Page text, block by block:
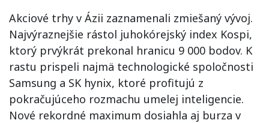
Akciové trhy v Ázii zaznamenali zmiešaný vývoj.
Najvýraznejšie rástol juhokórejský index Kospi,
ktorý prvýkrát prekonal hranicu 9 000 bodov. K
rastu prispeli najmä technologické spoločnosti
Samsung a SK hynix, ktoré profitujú z
pokračujúceho rozmachu umelej inteligencie.
Nové rekordné maximum dosiahla aj burza v